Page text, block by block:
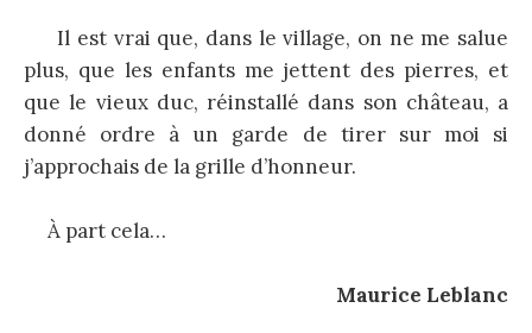
Il est vrai que, dans le village, on ne me salue
plus, que les enfants me jettent des pierres, et
que le vieux duc, réinstallé dans son château, a
donné ordre à un garde de tirer sur moi si
j’approchais de la grille d’honneur.
À part cela…
Maurice Leblanc